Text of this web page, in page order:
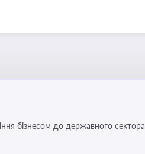
бізнесом до державного сектора